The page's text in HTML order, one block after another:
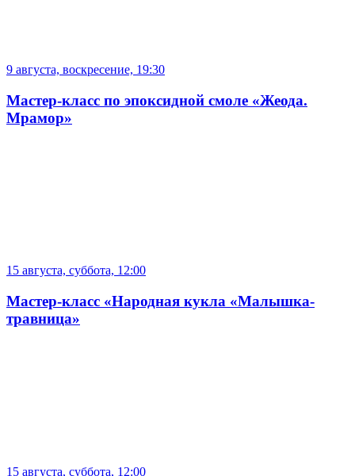
9 августа, воскресение, 19:30
Мастер-класс по эпоксидной смоле «Жеода.
Мрамор»
15 августа, суббота, 12:00
Мастер-класс «Народная кукла «Малышка-
травница»
15 августа, суббота, 12:00